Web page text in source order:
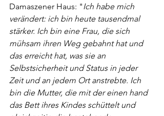
Damaszener Haus: "Ich habe mich
verändert: ich bin heute tausendmal
stärker. Ich bin eine Frau, die sich
mühsam ihren Weg gebahnt hat und
das erreicht hat, was sie an
Selbstsicherheit und Status in jeder
Zeit und an jedem Ort anstrebte. Ich
bin die Mutter, die mit der einen hand
das Bett ihres Kindes schüttelt und